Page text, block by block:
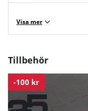
Visa mer
Tillbehör
-100 kr